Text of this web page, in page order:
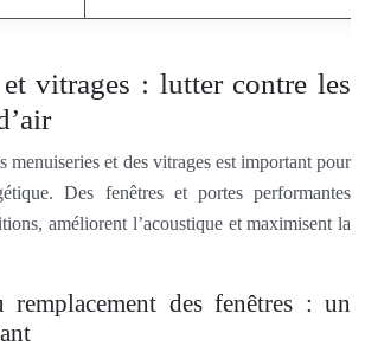
vitrages : lutter contre les
menuiseries et des vitrages est important pour
Des fenêtres et portes performantes
améliorent l’acoustique et maximisent la
remplacement des fenêtres : un